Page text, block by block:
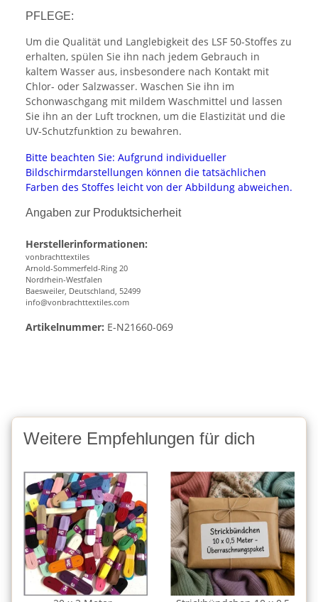
PFLEGE:
Um die Qualität und Langlebigkeit des LSF 50-Stoffes zu
erhalten, spülen Sie ihn nach jedem Gebrauch in
kaltem Wasser aus, insbesondere nach Kontakt mit
Chlor- oder Salzwasser. Waschen Sie ihn im
Schonwaschgang mit mildem Waschmittel und lassen
Sie ihn an der Luft trocknen, um die Elastizität und die
UV-Schutzfunktion zu bewahren.
Bitte beachten Sie: Aufgrund individueller
Bildschirmdarstellungen können die tatsächlichen
Farben des Stoffes leicht von der Abbildung abweichen.
Angaben zur Produktsicherheit
Herstellerinformationen:
vonbrachttextiles
Arnold-Sommerfeld-Ring 20
Nordrhein-Westfalen
Baesweiler, Deutschland, 52499
info@vonbrachttextiles.com
Artikelnummer: E-N21660-069
Weitere Empfehlungen für dich